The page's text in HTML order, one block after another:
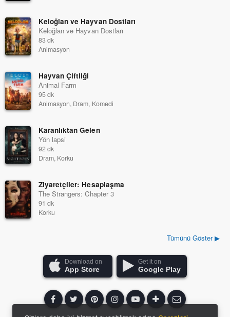
Keloğlan ve Hayvan Dostları
Keloğlan ve Hayvan Dostları
83 dk
Animasyon
Hayvan Çiftliği
Animal Farm
95 dk
Animasyon, Dram, Komedi
Karanlıktan Gelen
Yön lapsi
92 dk
Dram, Korku
Ziyaretçiler: Hesaplaşma
The Strangers: Chapter 3
91 dk
Korku
Tümünü Göster ▶
Download on
App Store
Get it on
Google Play